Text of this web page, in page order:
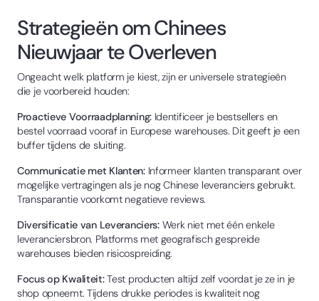
Strategieën om Chinees
Nieuwjaar te Overleven
Ongeacht welk platform je kiest, zijn er universele strategieën
die je voorbereid houden:
Proactieve Voorraadplanning:Identificeer je bestsellers en
bestel voorraad vooraf in Europese warehouses. Dit geeft je een
buffer tijdens de sluiting.
Communicatie met Klanten:Informeer klanten transparant over
mogelijke vertragingen als je nog Chinese leveranciers gebruikt.
Transparantie voorkomt negatieve reviews.
Diversificatie van Leveranciers:Werk niet met één enkele
leveranciersbron. Platforms met geografisch gespreide
warehouses bieden risicospreiding.
Focus op Kwaliteit:Test producten altijd zelf voordat je ze in je
shop opneemt. Tijdens drukke periodes is kwaliteit nog